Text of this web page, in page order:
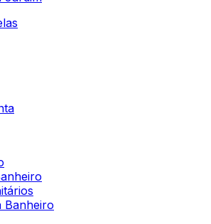
Banheiro